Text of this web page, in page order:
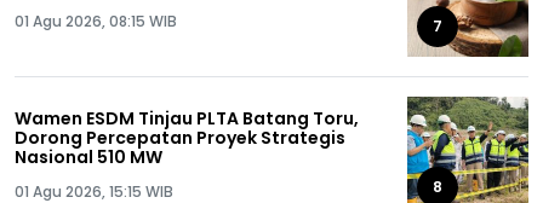
01 Agu 2026, 08:15 WIB 7
Wamen ESDM Tinjau PLTA Batang Toru,
Dorong Percepatan Proyek Strategis
Nasional 510 MW
01 Agu 2026, 15:15 WIB 8